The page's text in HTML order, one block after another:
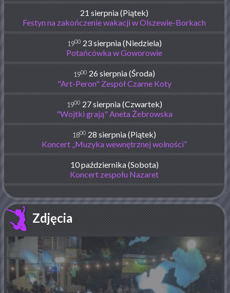
21 sierpnia (Piątek)
Festyn na zakończenie wakacji w Olszewie-Borkach
1900 23 sierpnia (Niedziela)
Potańcówka w Goworowie
1900 26 sierpnia (Środa)
"Art-Peron" Zespół Czarne Koty
1900 27 sierpnia (Czwartek)
"Wojtki grają" Aneta Żebrowska
1800 28 sierpnia (Piątek)
Koncert „Muzyka wewnętrznej wolności”
10 października (Sobota)
Koncert zespołu Nazaret
Zdjęcia